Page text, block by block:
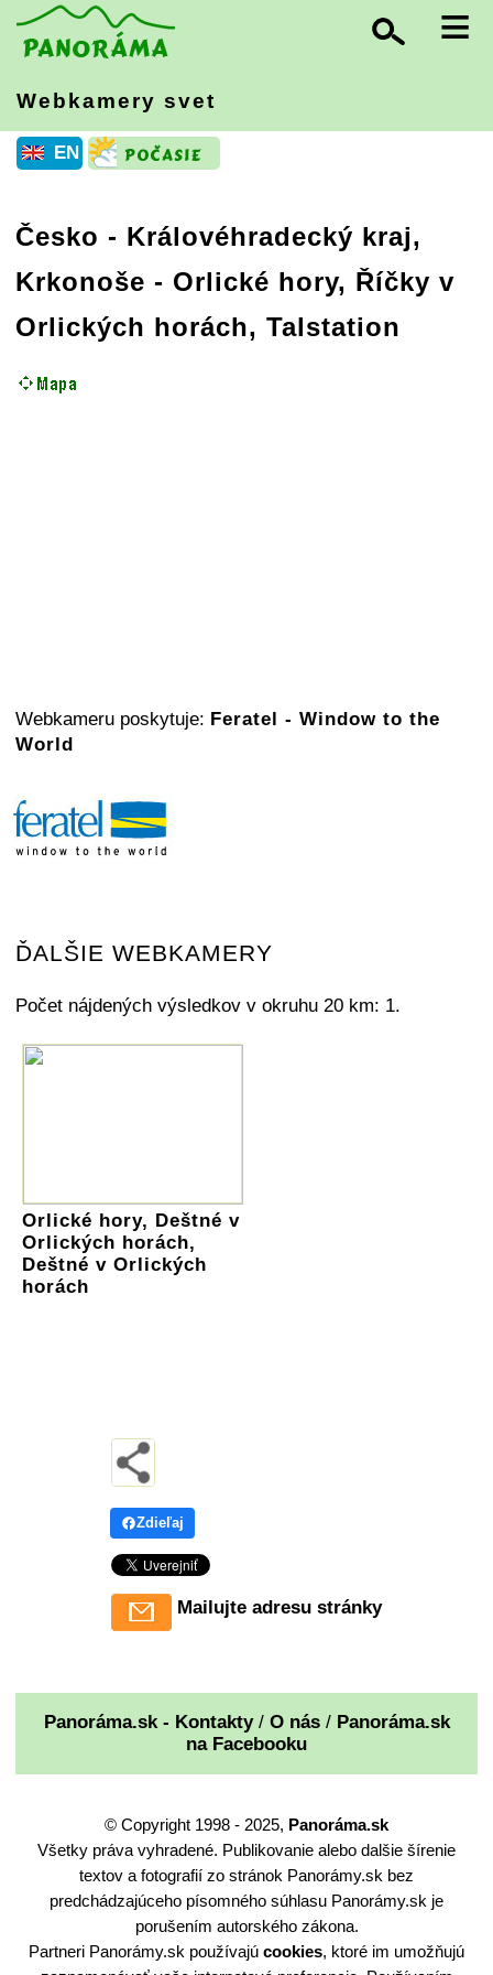
≡
Webkamery svet
EN
Česko - Královéhradecký kraj,
Krkonoše - Orlické hory, Říčky v
Orlických horách, Talstation
Webkameru poskytuje: Feratel - Window to the
World
ĎALŠIE WEBKAMERY
Počet nájdených výsledkov v okruhu 20 km: 1.
Orlické hory, Deštné v
Orlických horách,
Deštné v Orlických
horách
Zdieľaj
Mailujte adresu stránky
Panoráma.sk - Kontakty/ O nás/ Panoráma.sk
na Facebooku
© Copyright 1998 - 2025, Panoráma.sk
Všetky práva vyhradené. Publikovanie alebo dalšie šírenie
textov a fotografií zo stránok Panorámy.sk bez
predchádzajúceho písomného súhlasu Panorámy.sk je
porušením autorského zákona.
Partneri Panorámy.sk používajú cookies, ktoré im umožňujú